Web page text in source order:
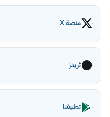
منصة X
ثريدز
تطبيقنا